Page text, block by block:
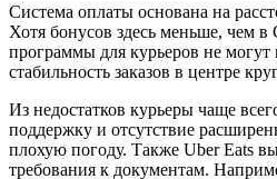
Система оплаты основана на
Хотя бонусов здесь меньше, чем
программы для курьеров не
стабильность заказов в центре
Из недостатков курьеры чаще
поддержку и отсутствие
плохую погоду. Также Uber Eats
требования к документам.